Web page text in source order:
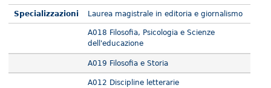
Specializzazioni Laurea magistrale in editoria e giornalismo
A018 Filosofia, Psicologia e Scienze
dell'educazione
A019 Filosofia e Storia
A012 Discipline letterarie